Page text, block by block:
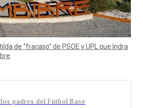
de “fracaso” de PSOE y UPL que Indra
padres del Fútbol Base